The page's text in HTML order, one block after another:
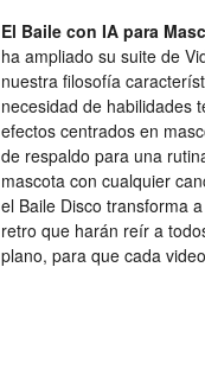
El Baile con IA para
ha ampliado su suite de
nuestra filosofía
necesidad de habilidades
efectos centrados en
de respaldo para una
mascota con cualquier
el Baile Disco transforma
retro que harán reír a
plano, para que cada